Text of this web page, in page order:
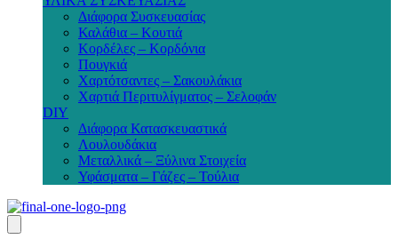
Διάφορα Συσκευασίας
Καλάθια – Κουτιά
Κορδέλες – Κορδόνια
Πουγκιά
Χαρτότσαντες – Σακουλάκια
Χαρτιά Περιτυλίγματος – Σελοφάν
DIY
Διάφορα Κατασκευαστικά
Λουλουδάκια
Μεταλλικά – Ξύλινα Στοιχεία
Υφάσματα – Γάζες – Τούλια